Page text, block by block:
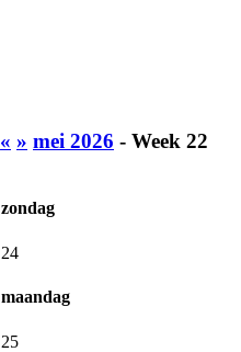
« » mei 2026 - Week 22
zondag
24
maandag
25